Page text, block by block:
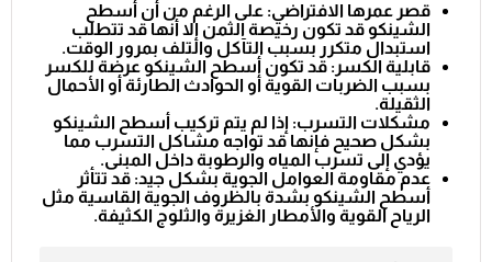
قصر عمرها الافتراضي: على الرغم من أن أسطح
الشينكو قد تكون رخيصة الثمن إلا أنها قد تتطلب
استبدال متكرر بسبب التآكل والتلف بمرور الوقت.
قابلية الكسر: قد تكون أسطح الشينكو عرضة للكسر
بسبب الضربات القوية أو الحوادث الطارئة أو الأحمال
الثقيلة.
مشكلات التسرب: إذا لم يتم تركيب أسطح الشينكو
بشكل صحيح فإنها قد تواجه مشاكل التسرب مما
يؤدي إلى تسرب المياه والرطوبة داخل المبنى.
عدم مقاومة العوامل الجوية بشكل جيد: قد تتأثر
أسطح الشينكو بشدة بالظروف الجوية القاسية مثل
الرياح القوية والأمطار الغزيرة والثلوج الكثيفة.